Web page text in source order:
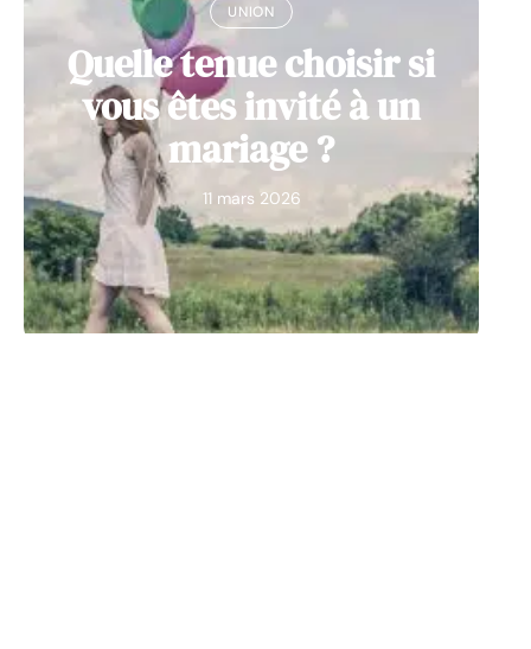
UNION
Quelle tenue choisir si
vous êtes invité à un
mariage ?
11 mars 2026